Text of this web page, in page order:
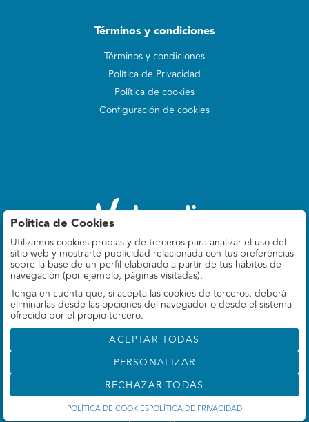
Términos y condiciones
Términos y condiciones
Política de Privacidad
Política de cookies
Configuración de cookies
Valoralia
Felipe IV 9, 5º Izq
28014 Madrid, ES
660 78 69 37
info@valoralia.es
©Valoralia- Todos los derechos reservados
Desarrollado por Labelgrup Networks.
Política de Cookies
Utilizamos cookies propias y de terceros para analizar el uso del
sitio web y mostrarte publicidad relacionada con tus preferencias
sobre la base de un perfil elaborado a partir de tus hábitos de
navegación (por ejemplo, páginas visitadas).
Tenga en cuenta que, si acepta las cookies de terceros, deberá
eliminarlas desde las opciones del navegador o desde el sistema
ofrecido por el propio tercero.
ACEPTAR TODAS
PERSONALIZAR
RECHAZAR TODAS
POLÍTICA DE COOKIESPOLÍTICA DE PRIVACIDAD